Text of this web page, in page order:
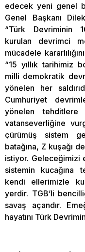
edecek yeni genel
Genel Başkanı
“Türk Devriminin
kurulan devrimci
mücadele
“15 yıllık tarihimiz
milli demokratik
yönelen her
Cumhuriyet
yönelen tehditlere
vatanseverliğine
çürümüş sistem
batağına, Z kuşağı
istiyor. Geleceğimizi
sistemin kucağına
kendi ellerimizle
yerdir. TGB’li
savaş açandır.
hayatını Türk